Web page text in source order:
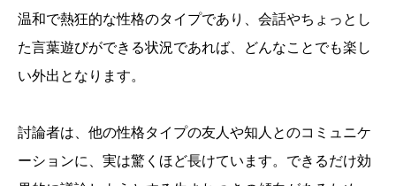
温和で熱狂的な性格のタイプであり、会話やちょっとし
た言葉遊びができる状況であれば、どんなことでも楽し
い外出となります。
討論者は、他の性格タイプの友人や知人とのコミュニケ
ーションに、実は驚くほど長けています。できるだけ効